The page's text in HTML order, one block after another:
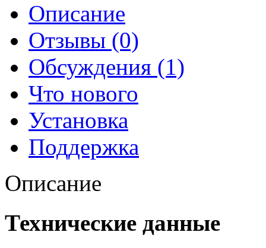
Описание
Отзывы (0)
Обсуждения (1)
Что нового
Установка
Поддержка
Описание
Технические данные